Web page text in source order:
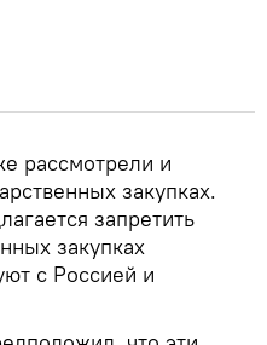
рассмотрели и
закупках.
запретить
закупках
с Россией и